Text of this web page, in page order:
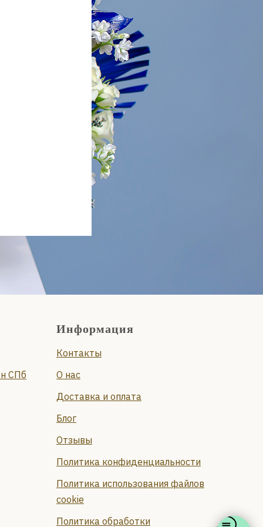
СПб
Информация
Контакты
О нас
Доставка и оплата
Блог
Отзывы
Политика конфиденциальности
Политика использования файлов
cookie
Политика обработки